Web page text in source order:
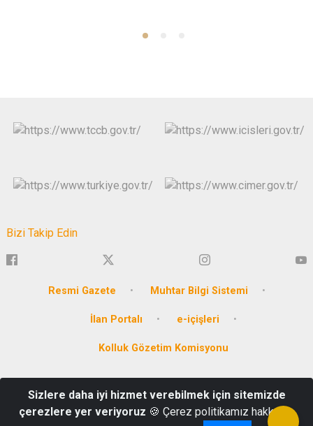
Bizi Takip Edin
Resmi Gazete Muhtar Bilgi Sistemi
İlan Portalı e-içişleri
Kolluk Gözetim Komisyonu
icisleribakanligi@hs01.kep.tr
Tel: 0 228 212 10 24-212 10 55 Faks : 0 228 212 20 58
Sizlere daha iyi hizmet verebilmek için sitemizde
çerezlere yer veriyoruz 🍪 Çerez politikamız hakkında